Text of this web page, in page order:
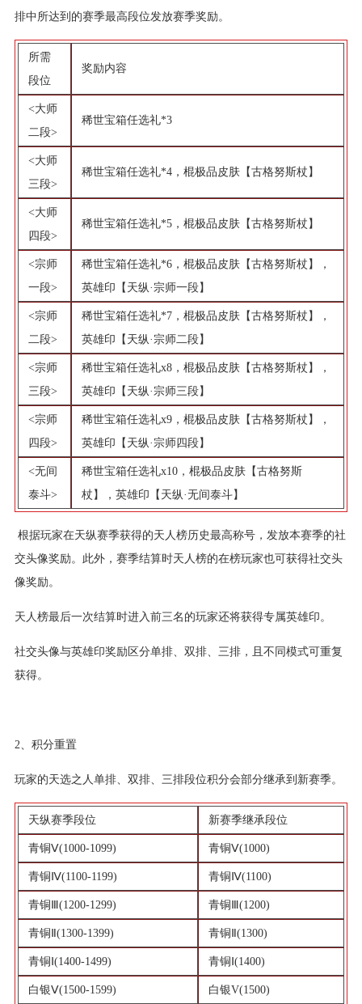
排中所达到的赛季最高段位发放赛季奖励。
所需
段位
奖励内容
<大师
二段>
稀世宝箱任选礼*3
<大师
三段>
稀世宝箱任选礼*4，棍极品皮肤【古格努斯杖】
<大师
四段>
稀世宝箱任选礼*5，棍极品皮肤【古格努斯杖】
<宗师
一段>
稀世宝箱任选礼*6，棍极品皮肤【古格努斯杖】，
英雄印【天纵·宗师一段】
<宗师
二段>
稀世宝箱任选礼*7，棍极品皮肤【古格努斯杖】，
英雄印【天纵·宗师二段】
<宗师
三段>
稀世宝箱任选礼x8，棍极品皮肤【古格努斯杖】，
英雄印【天纵·宗师三段】
<宗师
四段>
稀世宝箱任选礼x9，棍极品皮肤【古格努斯杖】，
英雄印【天纵·宗师四段】
<无间
泰斗>
稀世宝箱任选礼x10，棍极品皮肤【古格努斯
杖】，英雄印【天纵·无间泰斗】
根据玩家在天纵赛季获得的天人榜历史最高称号，发放本赛季的社
交头像奖励。此外，赛季结算时天人榜的在榜玩家也可获得社交头
像奖励。
天人榜最后一次结算时进入前三名的玩家还将获得专属英雄印。
社交头像与英雄印奖励区分单排、双排、三排，且不同模式可重复
获得。
2、积分重置
玩家的天选之人单排、双排、三排段位积分会部分继承到新赛季。
天纵赛季段位 新赛季继承段位
青铜Ⅴ(1000-1099) 青铜Ⅴ(1000)
青铜Ⅳ(1100-1199) 青铜Ⅳ(1100)
青铜Ⅲ(1200-1299) 青铜Ⅲ(1200)
青铜Ⅱ(1300-1399) 青铜Ⅱ(1300)
青铜Ⅰ(1400-1499) 青铜Ⅰ(1400)
白银Ⅴ(1500-1599) 白银V(1500)